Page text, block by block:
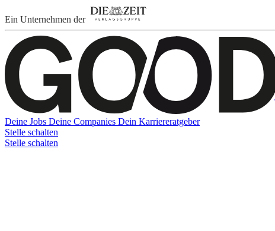
Ein Unternehmen der
Deine Jobs Deine Companies Dein Karriereratgeber
Stelle schalten
Stelle schalten